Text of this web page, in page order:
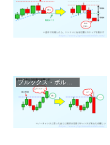
ブルックス・ボルマン本用語